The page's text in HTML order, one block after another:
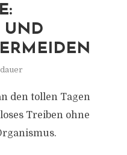
UND
den tollen Tagen
Treiben ohne